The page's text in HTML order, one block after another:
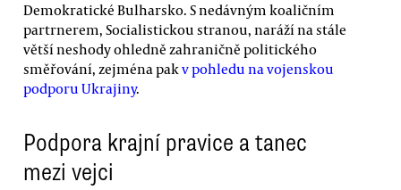
Demokratické Bulharsko. S nedávným koaličním
partrnerem, Socialistickou stranou, naráží na stále
větší neshody ohledně zahraničně politického
směřování, zejména pakv pohledu na vojenskou
podporu Ukrajiny.
Podpora krajní pravice a tanec
mezi vejci